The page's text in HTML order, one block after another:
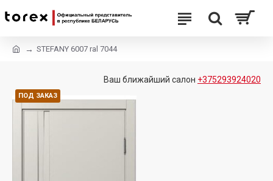
STEFANY 6007 ral 7044
Ваш ближайший салон +375293924020
ПОД ЗАКАЗ